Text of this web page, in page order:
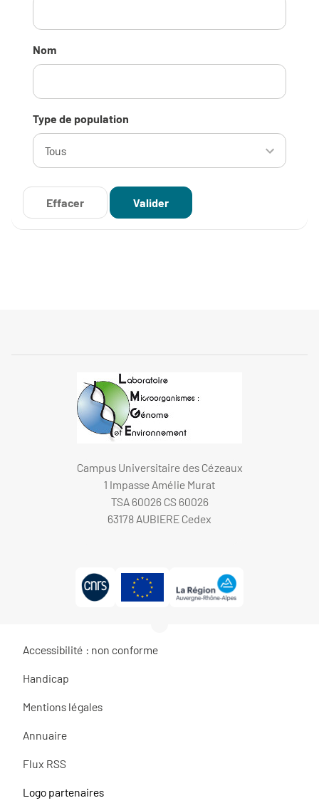
Nom
Type de population
Campus Universitaire des Cézeaux
1 Impasse Amélie Murat
TSA 60026 CS 60026
63178 AUBIERE Cedex
Accessibilité : non conforme
Handicap
Mentions légales
Annuaire
Flux RSS
Logo partenaires